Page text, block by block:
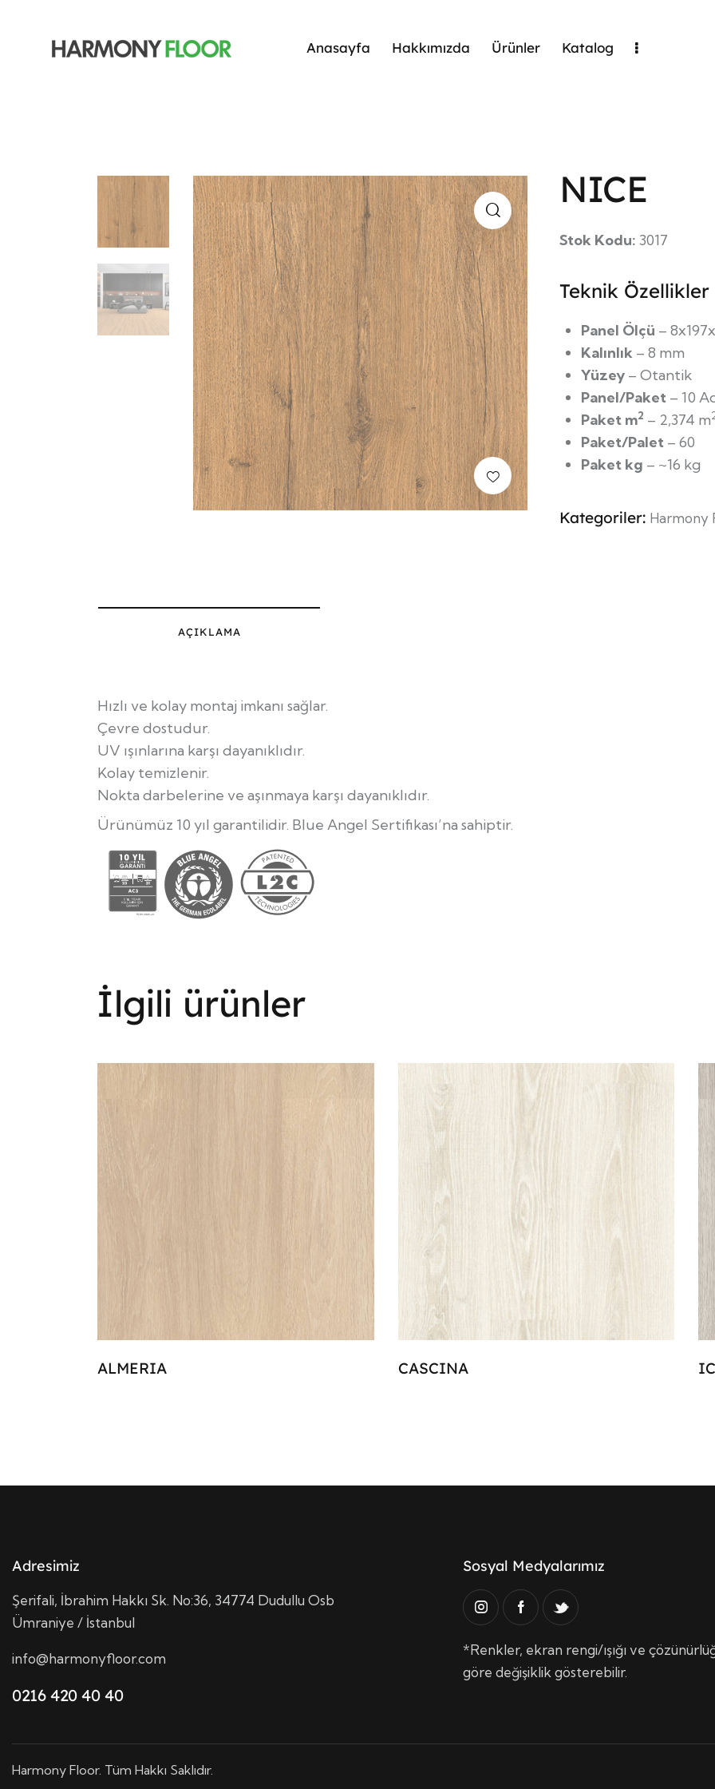
Anasayfa Hakkımızda Ürünler Katalog
NICE
Stok Kodu: 3017
Teknik Özellikler
Panel Ölçü –
Kalınlık – 8 mm
Yüzey – Otantik
Panel/Paket – 10
Paket m2 – 2,374 m
Paket/Palet – 60
Paket kg – ~16 kg
Kategoriler: Harmony
AÇIKLAMA
Hızlı ve kolay montaj imkanı sağlar.
Çevre dostudur.
UV ışınlarına karşı dayanıklıdır.
Kolay temizlenir.
Nokta darbelerine ve aşınmaya karşı dayanıklıdır.
Ürünümüz 10 yıl garantilidir. Blue Angel Sertifikası’na sahiptir.
İlgili ürünler
ALMERIA CASCINA
Adresimiz
Şerifali, İbrahim Hakkı Sk. No:36, 34774 Dudullu Osb
Ümraniye / İstanbul
info@harmonyfloor.com
0216 420 40 40
Sosyal Medyalarımız
*Renkler, ekran rengi/ışığı ve
göre değişiklik gösterebilir.
Harmony Floor. Tüm Hakkı Saklıdır.